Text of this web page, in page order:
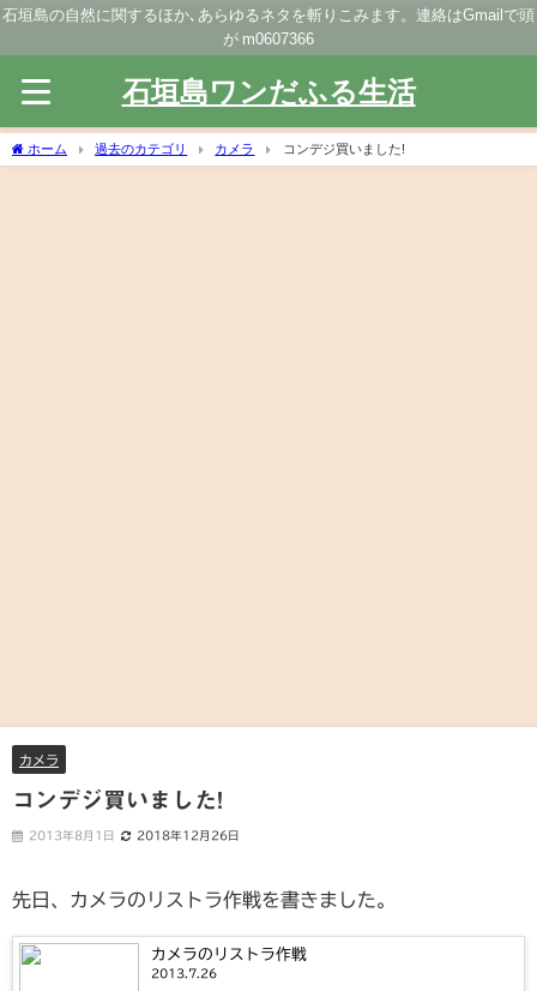
石垣島の自然に関するほか､あらゆるネタを斬りこみます。連絡はGmailで頭
が m0607366
石垣島ワンだふる生活
ホーム 過去のカテゴリ カメラ コンデジ買いました!
カメラ
コンデジ買いました!
2013年8月1日 2018年12月26日
先日、カメラのリストラ作戦を書きました。
カメラのリストラ作戦
2013.7.26